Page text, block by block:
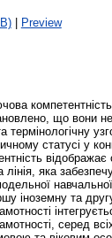
| Preview
що
термінологічну
статусі у
відображає
лінія, яка
іноземну та
серед